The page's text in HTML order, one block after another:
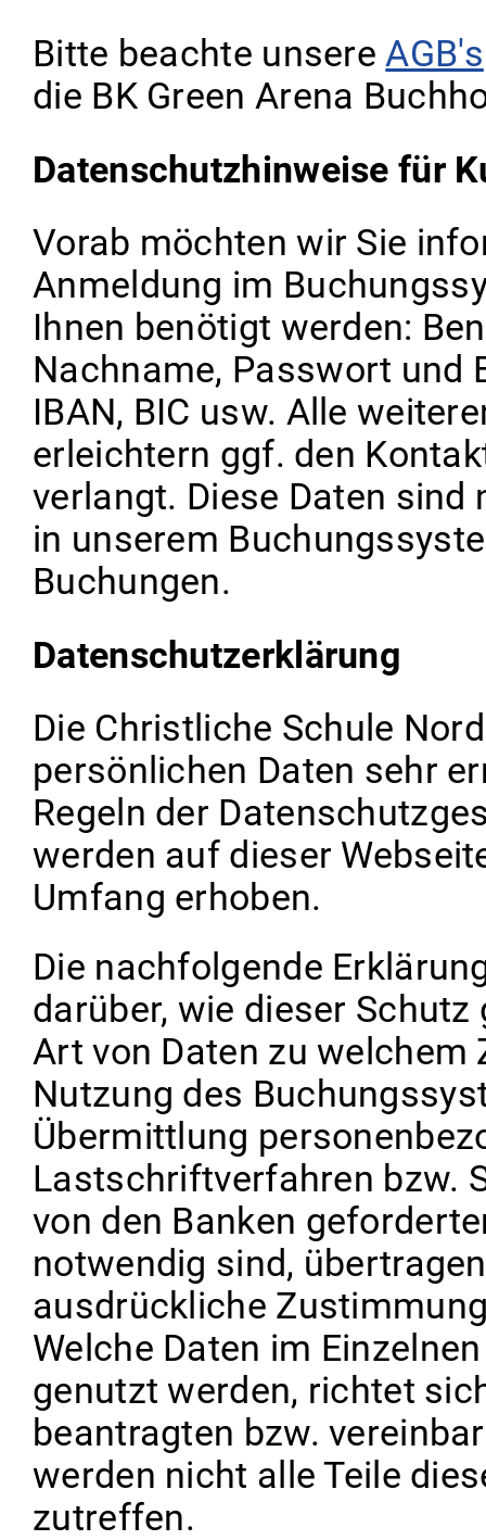
Bitte beachte unsereAGB's
die BK Green Arena
Datenschutzhinweise für
Vorab möchten wir Sie
Anmeldung im
Ihnen benötigt werden:
Nachname, Passwort und
IBAN, BIC usw. Alle
erleichtern ggf. den
verlangt. Diese Daten
in unserem
Buchungen.
Datenschutzerklärung
Die Christliche Schule
persönlichen Daten sehr
Regeln der
werden auf dieser
Umfang erhoben.
Die nachfolgende
darüber, wie dieser
Art von Daten zu welchem
Nutzung des
Übermittlung
Lastschriftverfahren bzw.
von den Banken
notwendig sind,
ausdrückliche
Welche Daten im
genutzt werden, richtet
beantragten bzw.
werden nicht alle Teile
zutreffen.